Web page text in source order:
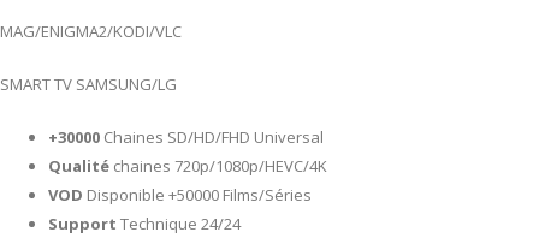
MAG/ENIGMA2/KODI/VLC
SMART TV SAMSUNG/LG
+30000 Chaines SD/HD/FHD Universal
Qualité chaines 720p/1080p/HEVC/4K
VOD Disponible +50000 Films/Séries
Support Technique 24/24